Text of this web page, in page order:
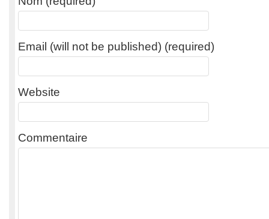
Email (will not be published) (required)
Website
Commentaire